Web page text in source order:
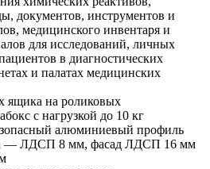
документов, инструментов и
медицинского инвентаря и
для исследований, личных
в диагностических
и палатах медицинских
на роликовых
с нагрузкой до 10 кг
алюминиевый профиль
— ЛДСП 8 мм, фасад ЛДСП 16 мм